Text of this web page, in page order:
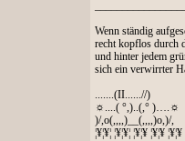
Wenn ständig
recht kopflos durch
und hinter jedem
sich ein verwirrter
.......(II......//)
☼....( °,)..(,° )….☼
)/,o(,,,,)__(,,,,)o,)/,
¦¥¦¥¦ ¦¥¦¥¦ ¦¥¦¥ ¦¥¦¥ ¦¥¦¥